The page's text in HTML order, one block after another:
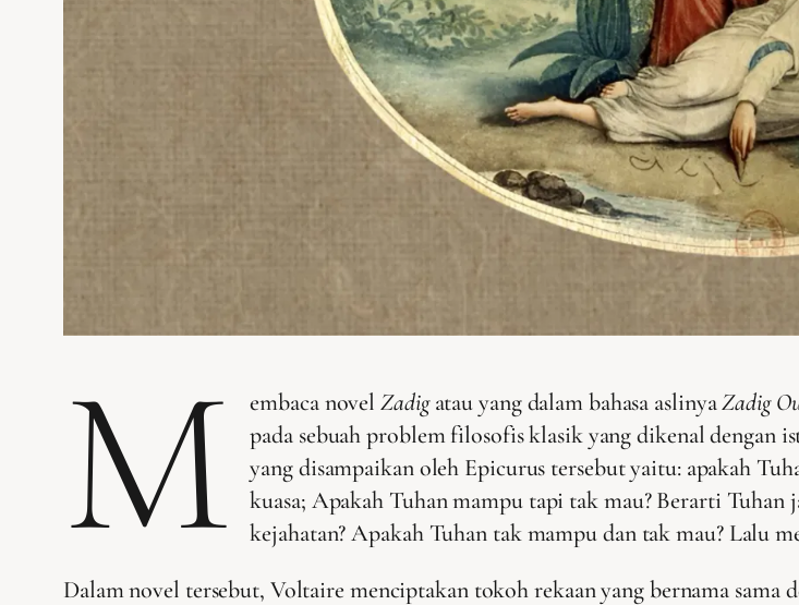
M embaca novel Zadigatau yang dalam bahasa aslinyaZadig
pada sebuah problem filosofis klasik yang dikenal dengan
yang disampaikan oleh Epicurus tersebut yaitu: apakah
kuasa; Apakah Tuhan mampu tapi tak mau? Berarti
kejahatan? Apakah Tuhan tak mampu dan tak mau? Lalu
Dalam novel tersebut, Voltaire menciptakan tokoh rekaan yang bernama sama